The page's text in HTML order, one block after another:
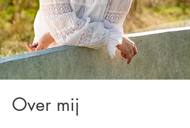
Over mij